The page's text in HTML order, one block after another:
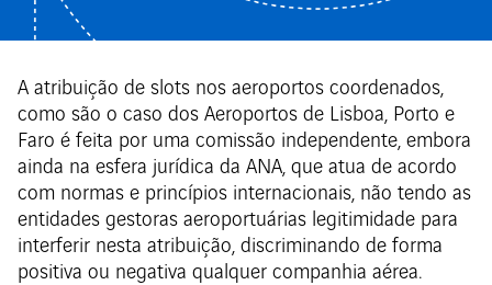
A atribuição de slots nos aeroportos coordenados,
como são o caso dos Aeroportos de Lisboa, Porto e
Faro é feita por uma comissão independente, embora
ainda na esfera jurídica da ANA, que atua de acordo
com normas e princípios internacionais, não tendo as
entidades gestoras aeroportuárias legitimidade para
interferir nesta atribuição, discriminando de forma
positiva ou negativa qualquer companhia aérea.